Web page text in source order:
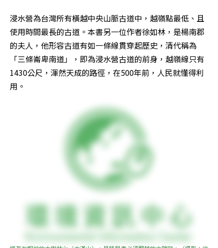
浸水營為台灣所有橫越中央山脈古道中，越嶺點最低、且
使用時間最長的古道。本書另一位作者徐如林，是楊南郡
的夫人，他形容古道有如一條線貫穿起歷史，清代稱為
「三條崙卑南道」，即為浸水營古道的前身，越嶺線只有
1430公尺，渾然天成的路徑，在500年前，人民就懂得利
用。